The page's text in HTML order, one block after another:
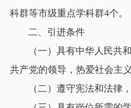
科群等市级重点学科群4个。
二、 引进条件
（一）具有中华人民共
共产党的领导，热爱社会主义
（二）遵守宪法和法律